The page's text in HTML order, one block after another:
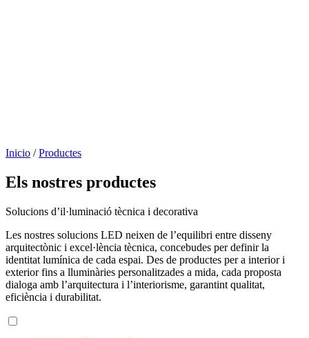
Inicio / Productes
Els nostres productes
Solucions d’il·luminació tècnica i decorativa
Les nostres solucions LED neixen de l’equilibri entre disseny
arquitectònic i excel·lència tècnica, concebudes per definir la
identitat lumínica de cada espai. Des de productes per a interior i
exterior fins a lluminàries personalitzades a mida, cada proposta
dialoga amb l’arquitectura i l’interiorisme, garantint qualitat,
eficiència i durabilitat.